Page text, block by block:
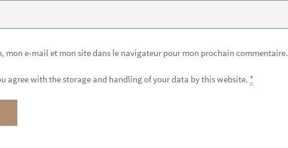
mon e-mail et mon site dans le navigateur pour mon prochain commentaire.
agree with the storage and handling of your data by this website. *